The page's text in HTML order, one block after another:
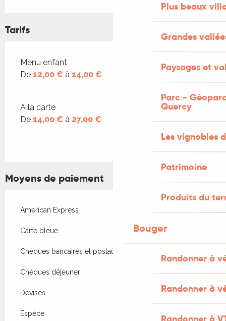
Plus beaux
Grandes
Paysages et
Parc -
Quercy
Les vignobles
Patrimoine
Produits du
Bouger
Randonner à
Randonner à
Tarifs
Tarifs 2026
Menu enfant
De 12,00 € à 14,00 €
A la carte
De 14,00 € à 27,00 €
Moyens de paiement
American Express
Carte bleue
Chèques bancaires et postaux
Chèques déjeuner
Devises
Espèce